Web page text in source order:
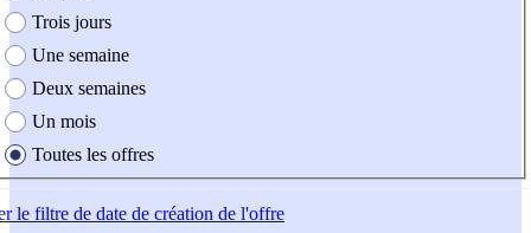
Trois jours
Une semaine
Deux semaines
Un mois
Toutes les offres
le filtre de date de création de l'offre